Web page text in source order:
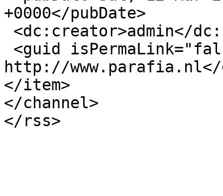
+0000</pubDate>
http://www.parafia.nl</
</item>
</channel>